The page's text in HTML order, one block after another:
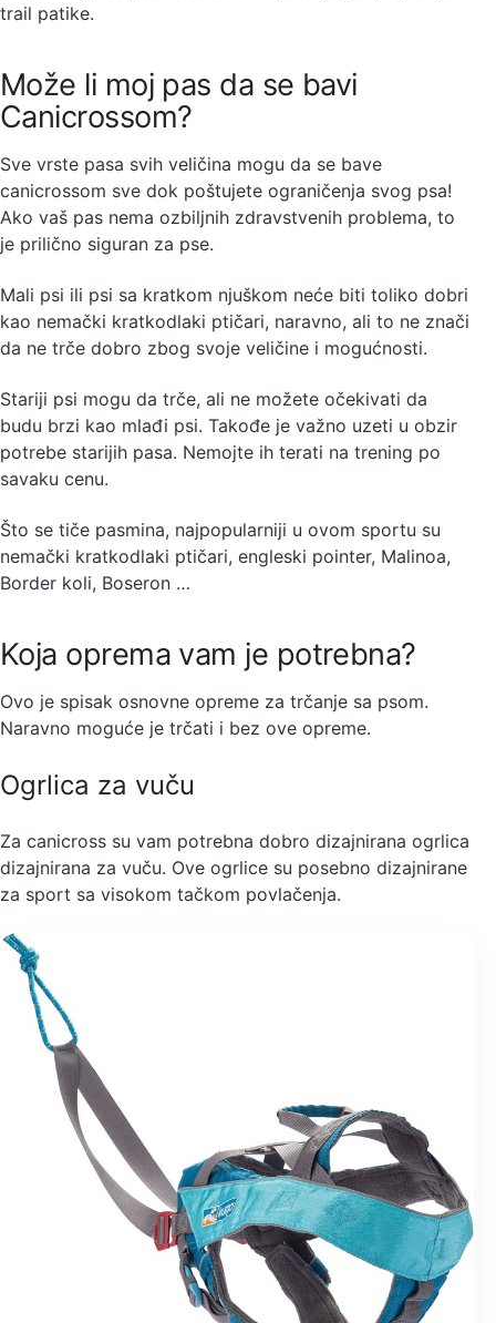
trail patike.
Može li moj pas da se bavi
Canicrossom?
Sve vrste pasa svih veličina mogu da se bave
canicrossom sve dok poštujete ograničenja svog psa!
Ako vaš pas nema ozbiljnih zdravstvenih problema, to
je prilično siguran za pse.
Mali psi ili psi sa kratkom njuškom neće biti toliko dobri
kao nemački kratkodlaki ptičari, naravno, ali to ne znači
da ne trče dobro zbog svoje veličine i mogućnosti.
Stariji psi mogu da trče, ali ne možete očekivati da
budu brzi kao mlađi psi. Takođe je važno uzeti u obzir
potrebe starijih pasa. Nemojte ih terati na trening po
savaku cenu.
Što se tiče pasmina, najpopularniji u ovom sportu su
nemački kratkodlaki ptičari, engleski pointer, Malinoa,
Border koli, Boseron …
Koja oprema vam je potrebna?
Ovo je spisak osnovne opreme za trčanje sa psom.
Naravno moguće je trčati i bez ove opreme.
Ogrlica za vuču
Za canicross su vam potrebna dobro dizajnirana ogrlica
dizajnirana za vuču. Ove ogrlice su posebno dizajnirane
za sport sa visokom tačkom povlačenja.